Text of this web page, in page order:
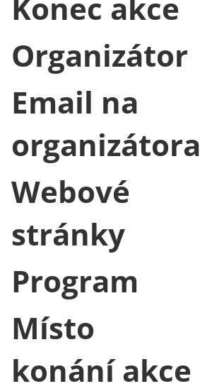
Organizátor
Email na
organizátora
Webové
stránky
Program
Místo
konání akce